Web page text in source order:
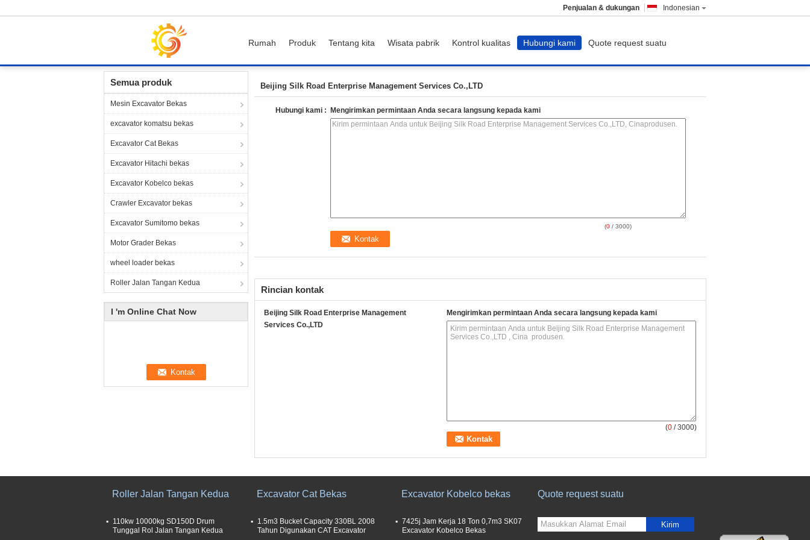
Indonesian
Penjualan & dukungan
Rumah Produk Tentang kita Wisata pabrik Kontrol kualitas Hubungi kami Quote request suatu
Semua produk
Mesin Excavator Bekas
excavator komatsu bekas
Excavator Cat Bekas
Excavator Hitachi bekas
Excavator Kobelco bekas
Crawler Excavator bekas
Excavator Sumitomo bekas
Motor Grader Bekas
wheel loader bekas
Roller Jalan Tangan Kedua
I 'm Online Chat Now
Beijing Silk Road Enterprise Management Services Co.,LTD
Hubungi kami : Mengirimkan permintaan Anda secara langsung kepada kami
(0 / 3000)
Rincian kontak
Beijing Silk Road Enterprise Management
Services Co.,LTD
Mengirimkan permintaan Anda secara langsung kepada kami
(0 / 3000)
Roller Jalan Tangan Kedua
110kw 10000kg SD150D Drum
Tunggal Rol Jalan Tangan Kedua
Excavator Cat Bekas
1.5m3 Bucket Capacity 330BL 2008
Tahun Digunakan CAT Excavator
Excavator Kobelco bekas
7425j Jam Kerja 18 Ton 0,7m3 SK07
Excavator Kobelco Bekas
Quote request suatu
Kirim